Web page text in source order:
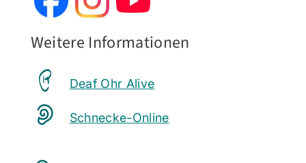
Weitere Informationen
Deaf Ohr Alive
Schnecke-Online